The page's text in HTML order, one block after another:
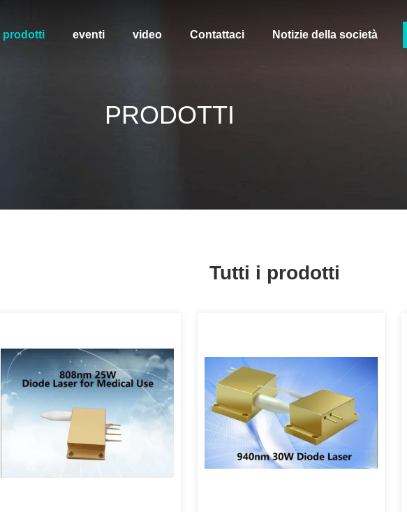
prodotti eventi video Contattaci Notizie della società
PRODOTTI
Tutti i prodotti